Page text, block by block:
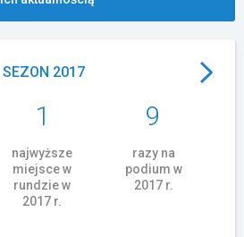
SEZON 2017
1
najwyższe
miejsce w
rundzie w
2017 r.
9
razy na
podium w
2017 r.